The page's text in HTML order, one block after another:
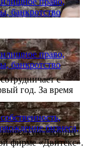
банкротство
право,
банкротство
бизнеса,
с
год. За время
сторону
фирме «Двитекс».